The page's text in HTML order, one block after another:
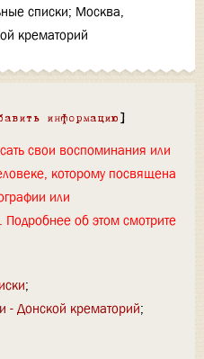
списки; Москва,
крематорий
информацию ]
свои воспоминания или
которому посвящена
или
об этом смотрите
- Донской крематорий